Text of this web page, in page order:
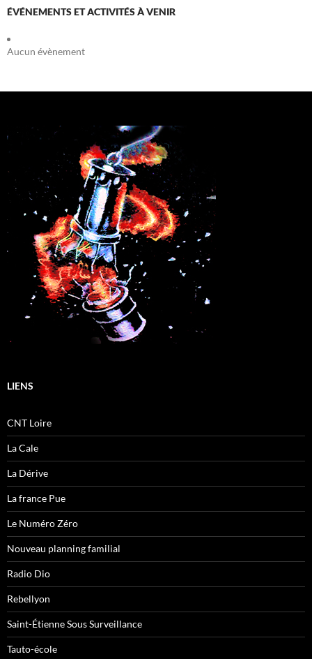
ÉVÉNEMENTS ET ACTIVITÉS À VENIR
Aucun évènement
LIENS
CNT Loire
La Cale
La Dérive
La france Pue
Le Numéro Zéro
Nouveau planning familial
Radio Dio
Rebellyon
Saint-Étienne Sous Surveillance
Tauto-école